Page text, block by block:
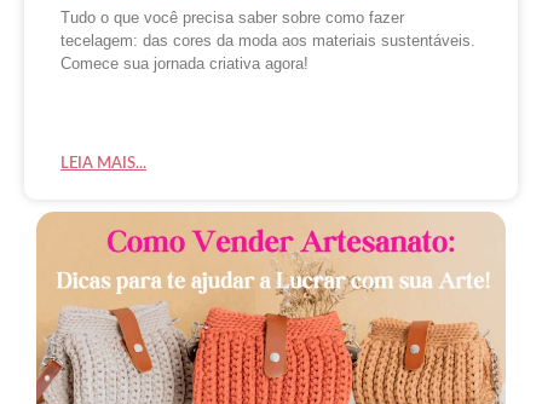
Tudo o que você precisa saber sobre como fazer
tecelagem: das cores da moda aos materiais sustentáveis.
Comece sua jornada criativa agora!
LEIA MAIS...